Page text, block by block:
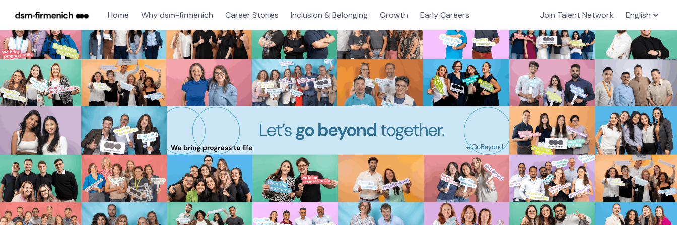
Home Why dsm-firmenich Career Stories Inclusion & Belonging Growth Early Careers Join Talent Network English
Single
Position